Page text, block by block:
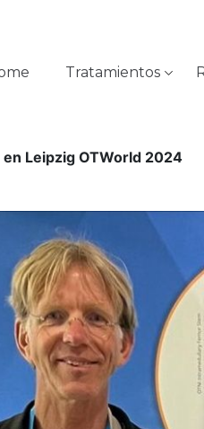
Tratamientos
en Leipzig OTWorld 2024